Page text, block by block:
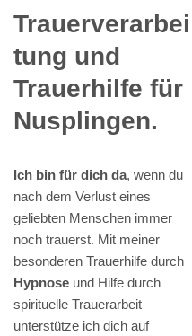
Trauerverarbei
tung und
Trauerhilfe für
Nusplingen.
Ich bin für dich da, wenn du
nach dem Verlust eines
geliebten Menschen immer
noch trauerst. Mit meiner
besonderen Trauerhilfe durch
Hypnose und Hilfe durch
spirituelle Trauerarbeit
unterstütze ich dich auf